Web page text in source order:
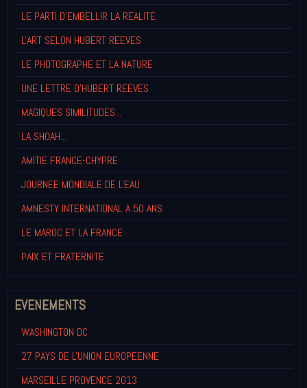
LE PARTI D'EMBELLIR LA REALITE
L'ART SELON HUBERT REEVES
LE PHOTOGRAPHE ET LA NATURE
UNE LETTRE D'HUBERT REEVES
MAGIQUES SIMILITUDES...
LA SHOAH...
AMITIE FRANCE-CHYPRE
JOURNEE MONDIALE DE L'EAU
AMNESTY INTERNATIONAL A 50 ANS
LE MAROC ET LA FRANCE
PAIX ET FRATERNITE
EVENEMENTS
WASHINGTON DC
27 PAYS DE L'UNION EUROPEENNE
MARSEILLE PROVENCE 2013